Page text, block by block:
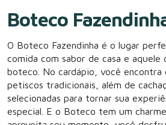
Boteco
O Boteco Fazendinha é o lugar
comida com sabor de casa e aquele
boteco. No cardápio, você encontra
petiscos tradicionais, além de
selecionadas para tornar sua
especial. E o Boteco tem um